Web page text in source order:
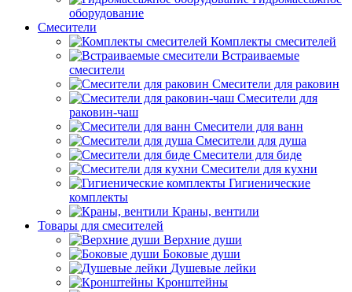
оборудование
Смесители
Комплекты смесителей
Встраиваемые
смесители
Смесители для раковин
Смесители для
раковин-чаш
Смесители для ванн
Смесители для душа
Смесители для биде
Смесители для кухни
Гигиенические
комплекты
Краны, вентили
Товары для смесителей
Верхние души
Боковые души
Душевые лейки
Кронштейны